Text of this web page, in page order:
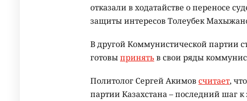
отказали в ходатайстве о переносе
защиты интересов Толеубек
В другой Коммунистической партии
готовыпринятьв свои ряды
Политолог Сергей Акимовсчитает,
партии Казахстана – последний шаг